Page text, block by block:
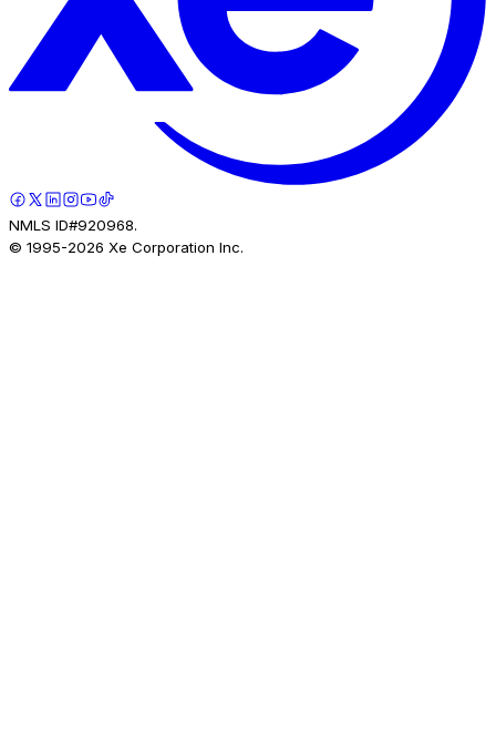
NMLS ID#920968.
© 1995-2026 Xe Corporation Inc.